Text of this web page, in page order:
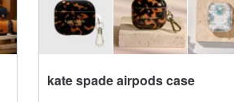
kate spade airpods case